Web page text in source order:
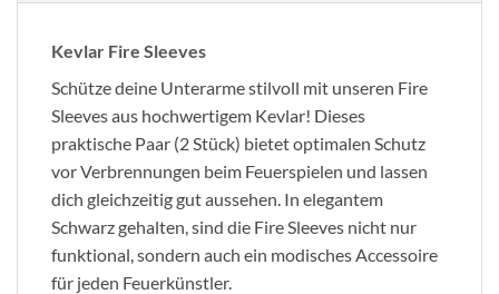
Kevlar Fire Sleeves
Schütze deine Unterarme stilvoll mit unseren Fire
Sleeves aus hochwertigem Kevlar! Dieses
praktische Paar (2 Stück) bietet optimalen Schutz
vor Verbrennungen beim Feuerspielen und lassen
dich gleichzeitig gut aussehen. In elegantem
Schwarz gehalten, sind die Fire Sleeves nicht nur
funktional, sondern auch ein modisches Accessoire
für jeden Feuerkünstler.